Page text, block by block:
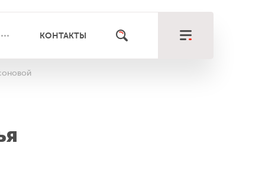
КОНТАКТЫ